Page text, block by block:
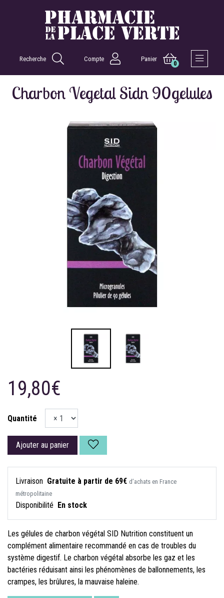
Recherche Compte Panier
0
Charbon Vegetal Sidn 90gelules
19,80€
Quantité
Ajouter au panier
Livraison Gratuite à partir de 69€ d’achats en France
métropolitaine
Disponibilité En stock
Les gélules de charbon végétal SID Nutrition constituent un
complément alimentaire recommandé en cas de troubles du
système digestif. Le charbon végétal absorbe les gaz et les
bactéries réduisant ainsi les phénomènes de ballonnements, les
crampes, les brûlures, la mauvaise haleine.